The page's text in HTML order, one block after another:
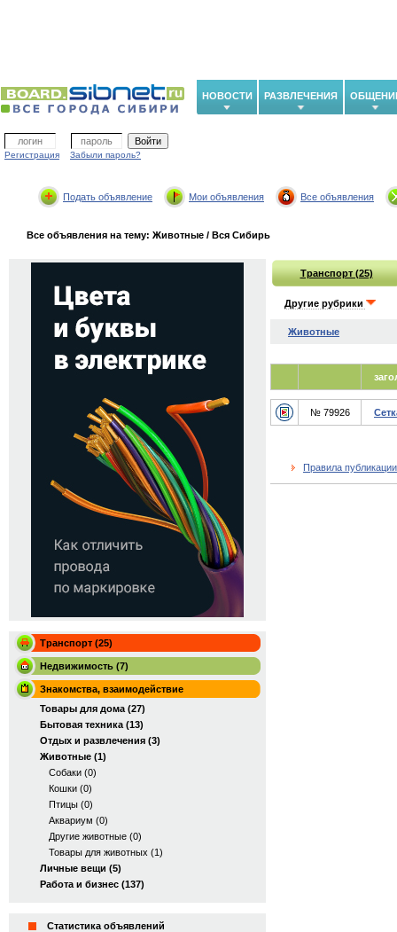
НОВОСТИ РАЗВЛЕЧЕНИЯ
Регистрация Забыли пароль?
Подать объявление Мои объявления Все объявления
Все объявления на тему: Животные / Вся Сибирь
Транспорт (25)
Недвижимость (7)
Знакомства, взаимодействие
Товары для дома (27)
Бытовая техника (13)
Отдых и развлечения (3)
Животные (1)
Собаки (0)
Кошки (0)
Птицы (0)
Аквариум (0)
Другие животные (0)
Товары для животных (1)
Личные вещи (5)
Работа и бизнес (137)
Статистика объявлений
Транспорт (25)
Другие рубрики
Животные
№ 79926
Правила